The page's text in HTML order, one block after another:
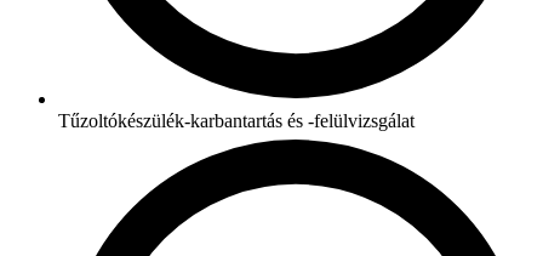
Tűzoltókészülék-karbantartás és -felülvizsgálat